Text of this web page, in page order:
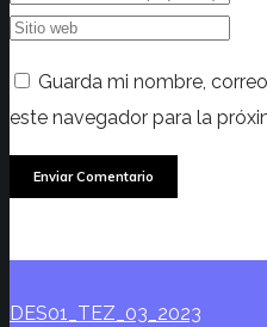
Guarda mi nombre,
este navegador para la
DES01_TEZ_03_2023